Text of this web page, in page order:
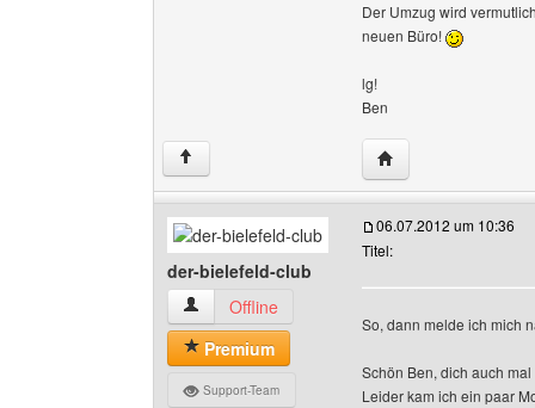
Der Umzug wird
neuen Büro!
lg!
Ben
↑ Website dieses
der-bielefeld-club
der-bielefeld-club Benutzer-Profile anzeigen
Offline
Premium
Support-Team
06.07.2012 um 10:36
Titel:
So, dann melde ich mich
Schön Ben, dich auch
Leider kam ich ein paar